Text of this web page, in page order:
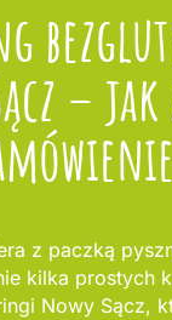
– jak
z paczką
kilka prostych
Nowy Sącz,